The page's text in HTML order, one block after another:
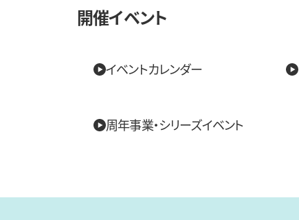
開催イベント
イベントカレンダー
周年事業・シリーズイベント